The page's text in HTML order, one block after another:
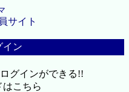
サイト
イン
グインができる!!
はこちら